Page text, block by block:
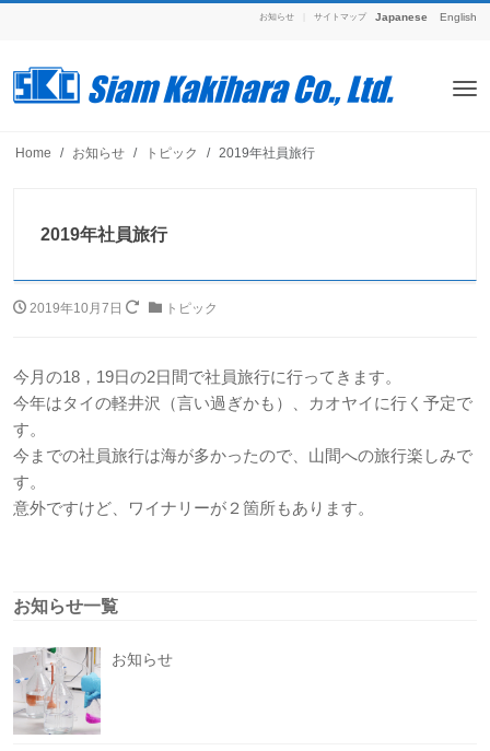
Japanese English
お知らせ サイトマップ
Home お知らせ トピック 2019年社員旅行
2019年社員旅行
2019年10月7日 トピック
今月の18，19日の2日間で社員旅行に行ってきます。
今年はタイの軽井沢（言い過ぎかも）、カオヤイに行く予定で
す。
今までの社員旅行は海が多かったので、山間への旅行楽しみで
す。
意外ですけど、ワイナリーが２箇所もあります。
お知らせ一覧
お知らせ